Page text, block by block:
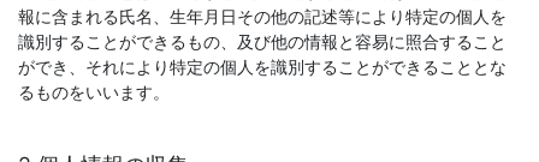
報に含まれる氏名、生年月日その他の記述等により特定の個人を
識別することができるもの、及び他の情報と容易に照合すること
ができ、それにより特定の個人を識別することができることとな
るものをいいます。